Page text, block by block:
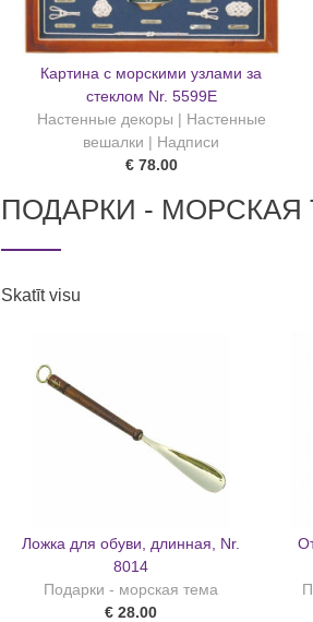
Картина с морскими узлами за
стеклом Nr. 5599E
Настенные декоры | Настенные
вешалки | Надписи
€ 78.00
ПОДАРКИ - МОРСКАЯ
Skatīt visu
Ложка для обуви, длинная, Nr.
8014
Подарки - морская тема
€ 28.00